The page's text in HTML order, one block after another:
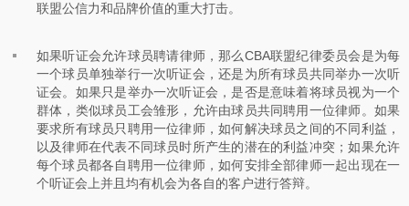
联盟公信力和品牌价值的重大打击。
如果听证会允许球员聘请律师，那么CBA联盟纪律委员会是为每
一个球员单独举行一次听证会，还是为所有球员共同举办一次听
证会。如果只是举办一次听证会，是否是意味着将球员视为一个
群体，类似球员工会雏形，允许由球员共同聘用一位律师。如果
要求所有球员只聘用一位律师，如何解决球员之间的不同利益，
以及律师在代表不同球员时所产生的潜在的利益冲突；如果允许
每个球员都各自聘用一位律师，如何安排全部律师一起出现在一
个听证会上并且均有机会为各自的客户进行答辩。